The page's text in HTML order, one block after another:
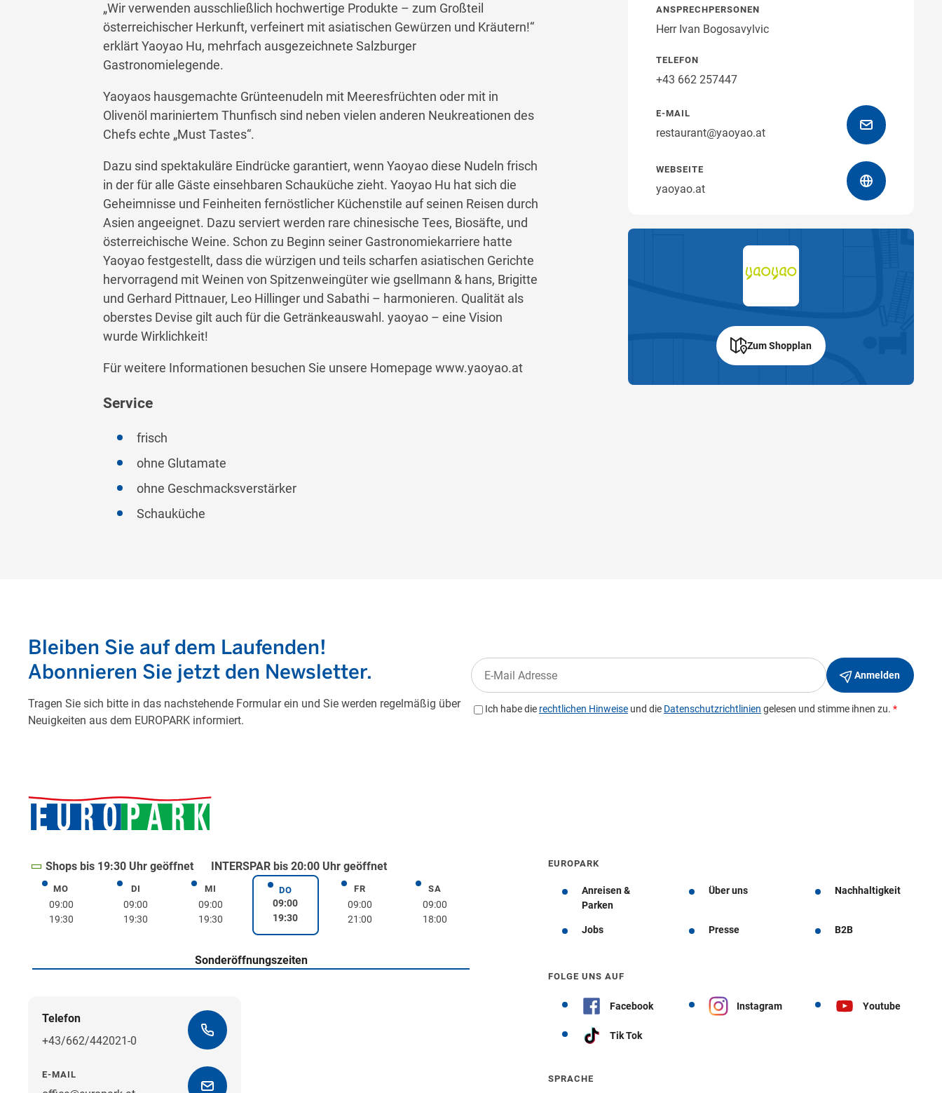
„Wir verwenden ausschließlich hochwertige Produkte – zum Großteil
österreichischer Herkunft, verfeinert mit asiatischen Gewürzen und Kräutern!“
erklärt Yaoyao Hu, mehrfach ausgezeichnete Salzburger
Gastronomielegende.
Yaoyaos hausgemachte Grünteenudeln mit Meeresfrüchten oder mit in
Olivenöl mariniertem Thunfisch sind neben vielen anderen Neukreationen des
Chefs echte „Must Tastes“.
Dazu sind spektakuläre Eindrücke garantiert, wenn Yaoyao diese Nudeln frisch
in der für alle Gäste einsehbaren Schauküche zieht. Yaoyao Hu hat sich die
Geheimnisse und Feinheiten fernöstlicher Küchenstile auf seinen Reisen durch
Asien angeeignet. Dazu serviert werden rare chinesische Tees, Biosäfte, und
österreichische Weine. Schon zu Beginn seiner Gastronomiekarriere hatte
Yaoyao festgestellt, dass die würzigen und teils scharfen asiatischen Gerichte
hervorragend mit Weinen von Spitzenweingüter wie gsellmann & hans, Brigitte
und Gerhard Pittnauer, Leo Hillinger und Sabathi – harmonieren. Qualität als
oberstes Devise gilt auch für die Getränkeauswahl. yaoyao – eine Vision
wurde Wirklichkeit!
Für weitere Informationen besuchen Sie unsere Homepage www.yaoyao.at
Service
frisch
ohne Glutamate
ohne Geschmacksverstärker
Schauküche
ANSPRECHPERSONEN
Herr Ivan Bogosavylvic
TELEFON
+43 662 257447
E-MAIL
restaurant@yaoyao.at
WEBSEITE
yaoyao.at
Zum Shopplan
Shops bis 19:30 Uhr geöffnet INTERSPAR bis 20:00 Uhr geöffnet
MOMontag
09:00
19:30
DIDienstag
09:00
19:30
MIMittwoch
09:00
19:30
DODonnerstag
09:00
19:30
FRFreitag
09:00
21:00
SASamstag
09:00
18:00
Sonderöffnungszeiten
Telefon
+43/662/442021-0
E-MAIL
EUROPARK
Anreisen &
Parken
Über uns Nachhaltigkeit
Jobs Presse B2B
FOLGE UNS AUF
Facebook Instagram Youtube
Tik Tok
SPRACHE